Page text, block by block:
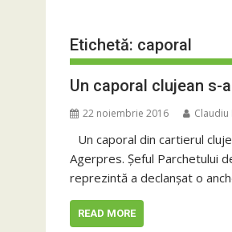
Etichetă: caporal
Un caporal clujean s-
22 noiembrie 2016 Claudiu
Un caporal din cartierul
Agerpres. Şeful Parchetului
reprezintă a declanşat o
READ MORE